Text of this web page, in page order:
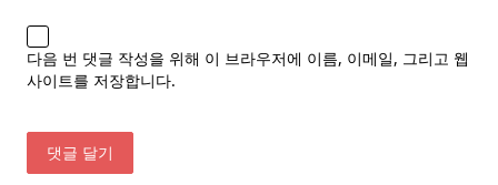
다음 번 댓글 작성을 위해 이 브라우저에 이름, 이메일, 그리고 웹
사이트를 저장합니다.